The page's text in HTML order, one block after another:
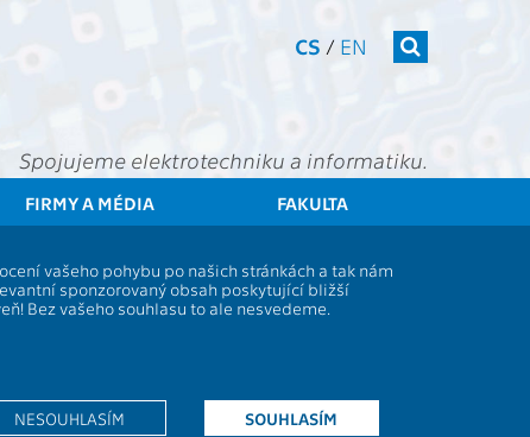
CS / EN
Spojujeme elektrotechniku a informatiku.
FIRMY A MÉDIA FAKULTA
vašeho pohybu po našich stránkách a tak nám
sponzorovaný obsah poskytující bližší
Bez vašeho souhlasu to ale nesvedeme.
SOUHLASÍM
NESOUHLASÍM
20